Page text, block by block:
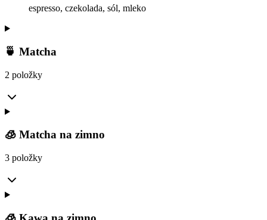
espresso, czekolada, sól, mleko
🍵 Matcha
2 položky
🧊 Matcha na zimno
3 položky